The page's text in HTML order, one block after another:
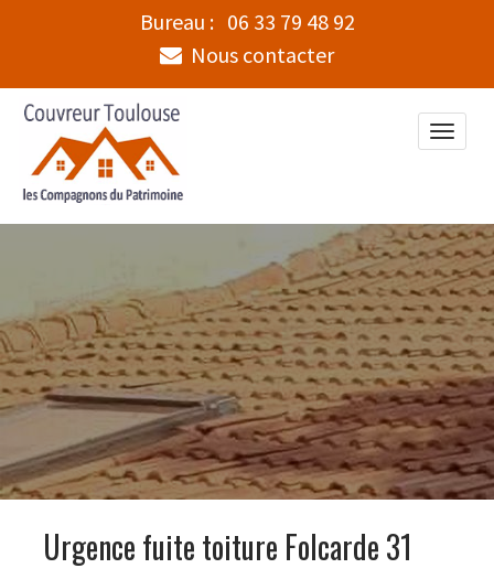
Bureau : 06 33 79 48 92
Nous contacter
Toggle
Urgence fuite toiture Folcarde 31